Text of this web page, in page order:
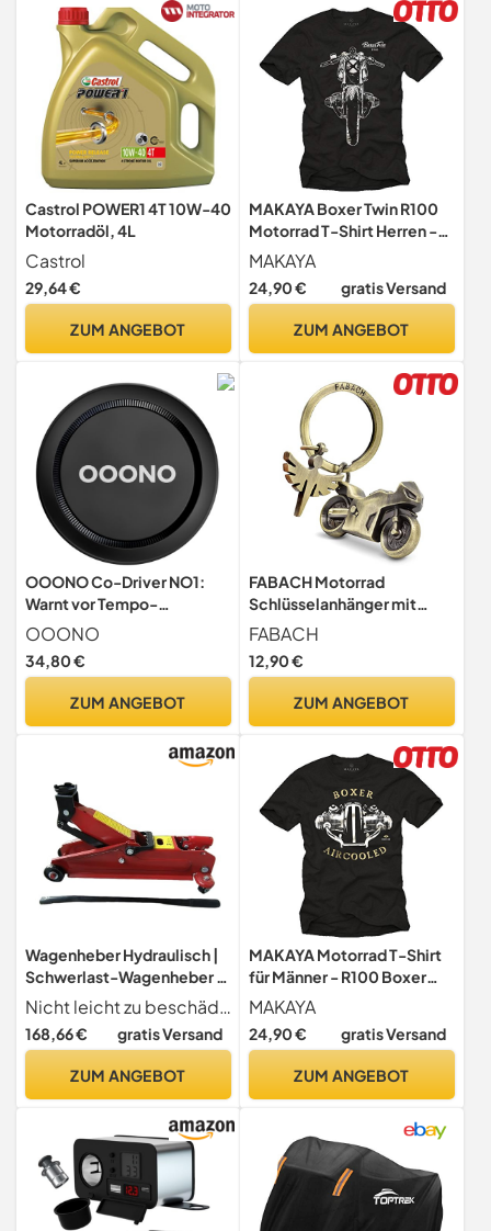
Montagebock Klapp
Hebebühne Plattform
Castrol POWER1 4T 10W-40
Motorradöl, 4L
Castrol
29,64 €
ZUM ANGEBOT
MAKAYA Boxer Twin R100
Motorrad T-Shirt Herren -
Cafe Racer - Geschenke für
Motorradfahrer Schwarz L
MAKAYA
24,90 € gratis Versand
ZUM ANGEBOT
OOONO Co-Driver NO1:
Warnt vor Tempo-
Kontrollen und Gefahren im
Straßenverkehr in Echtzeit
- Automatisch aktiv nach
Smartphone über Bluetooth
OOONO
34,80 €
ZUM ANGEBOT
FABACH Motorrad
Schlüsselanhänger mit
Schutzengel - Geschenk
Engel Schlüsselanhänger
für Motorradfahrer -
Glücksbringer Fahr
FABACH
12,90 €
ZUM ANGEBOT
Wagenheber Hydraulisch |
Schwerlast-Wagenheber 3
Tonnen | Auto- &
Motorradbedarf für
Reiseschäft Garage
Motorrad BAU
Nicht leicht zu beschädigen ein zuverlässiges Fahrzeugwartungswerkzeug, dieser Wagenheber kombiniert getestete Haltbarkeit, eine robuste Kapazität von 3 Tonnen und eine verstärkte Struktur, bietet sicheres und effektives Heben für Auto und Anhänger in jeder Situation
168,66 € gratis Versand
ZUM ANGEBOT
MAKAYA Motorrad T-Shirt
für Männer - R100 Boxer
Motor - Geschenke für
Motorradfahrer Biker
Schwarz XL
MAKAYA
24,90 € gratis Versand
ZUM ANGEBOT